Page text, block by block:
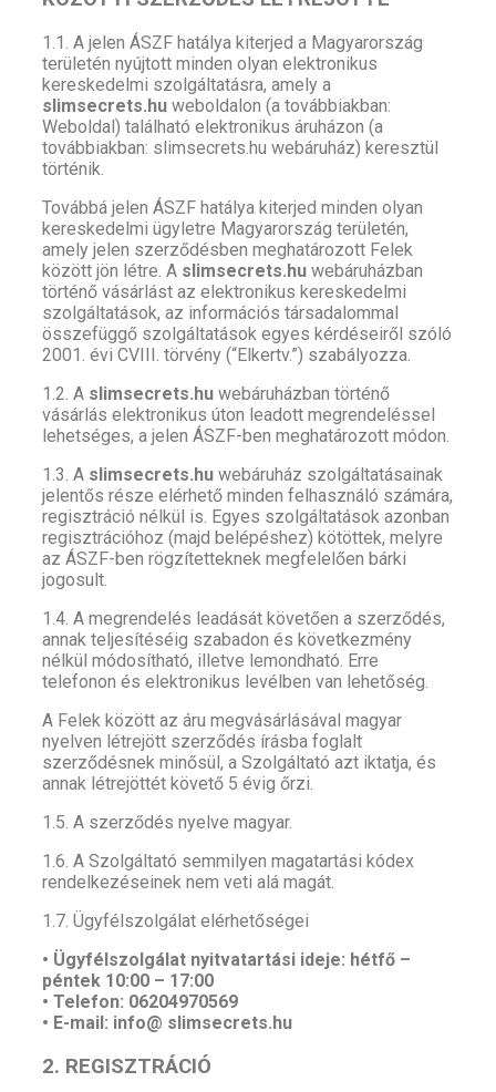
1.1. A jelen ÁSZF hatálya kiterjed a Magyarország
területén nyújtott minden olyan elektronikus
kereskedelmi szolgáltatásra, amely a
slimsecrets.hu weboldalon (a továbbiakban:
Weboldal) található elektronikus áruházon (a
továbbiakban: slimsecrets.hu webáruház) keresztül
történik.
Továbbá jelen ÁSZF hatálya kiterjed minden olyan
kereskedelmi ügyletre Magyarország területén,
amely jelen szerződésben meghatározott Felek
között jön létre. A slimsecrets.hu webáruházban
történő vásárlást az elektronikus kereskedelmi
szolgáltatások, az információs társadalommal
összefüggő szolgáltatások egyes kérdéseiről szóló
2001. évi CVIII. törvény (“Elkertv.”) szabályozza.
1.2. A slimsecrets.hu webáruházban történő
vásárlás elektronikus úton leadott megrendeléssel
lehetséges, a jelen ÁSZF-ben meghatározott módon.
1.3. A slimsecrets.hu webáruház szolgáltatásainak
jelentős része elérhető minden felhasználó számára,
regisztráció nélkül is. Egyes szolgáltatások azonban
regisztrációhoz (majd belépéshez) kötöttek, melyre
az ÁSZF-ben rögzítetteknek megfelelően bárki
jogosult.
1.4. A megrendelés leadását követően a szerződés,
annak teljesítéséig szabadon és következmény
nélkül módosítható, illetve lemondható. Erre
telefonon és elektronikus levélben van lehetőség.
A Felek között az áru megvásárlásával magyar
nyelven létrejött szerződés írásba foglalt
szerződésnek minősül, a Szolgáltató azt iktatja, és
annak létrejöttét követő 5 évig őrzi.
1.5. A szerződés nyelve magyar.
1.6. A Szolgáltató semmilyen magatartási kódex
rendelkezéseinek nem veti alá magát.
1.7. Ügyfélszolgálat elérhetőségei
• Ügyfélszolgálat nyitvatartási ideje: hétfő –
péntek 10:00 – 17:00
• Telefon: 06204970569
• E-mail: info@ slimsecrets.hu
2. REGISZTRÁCIÓ